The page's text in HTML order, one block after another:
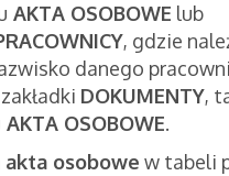
AKTA OSOBOWE lub
, gdzie
danego
DOKUMENTY,
AKTA OSOBOWE.
akta osobowe w tabeli